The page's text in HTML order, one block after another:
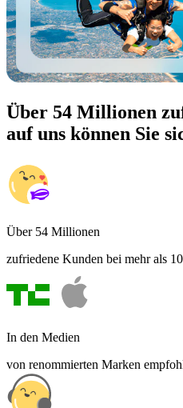
Über 54 Millionen
auf uns können Sie
Über 54 Millionen
zufriedene Kunden bei mehr als
In den Medien
von renommierten Marken